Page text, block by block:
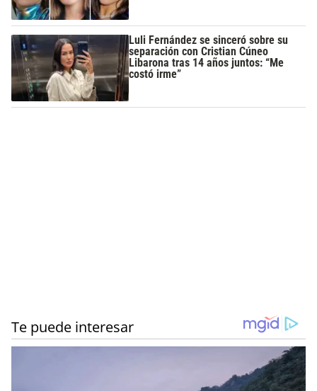
Luli Fernández se sinceró sobre su
separación con Cristian Cúneo
Libarona tras 14 años juntos: “Me
costó irme”